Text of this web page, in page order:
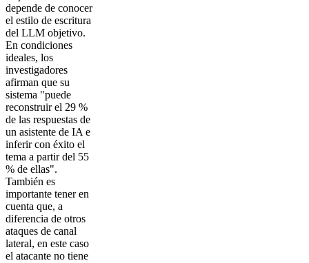
depende de conocer
el estilo de escritura
del LLM objetivo.
En condiciones
ideales, los
investigadores
afirman que su
sistema "puede
reconstruir el 29 %
de las respuestas de
un asistente de IA e
inferir con éxito el
tema a partir del 55
% de ellas".
También es
importante tener en
cuenta que, a
diferencia de otros
ataques de canal
lateral, en este caso
el atacante no tiene